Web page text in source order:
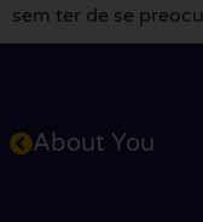
sem ter de se
About You